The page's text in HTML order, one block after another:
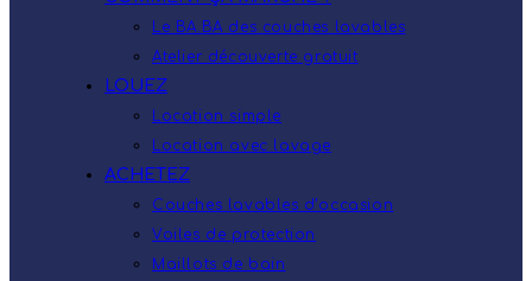
Le BA.BA des couches lavables
Atelier découverte gratuit
LOUEZ
Location simple
Location avec lavage
ACHETEZ
Couches lavables d’occasion
Voiles de protection
Maillots de bain